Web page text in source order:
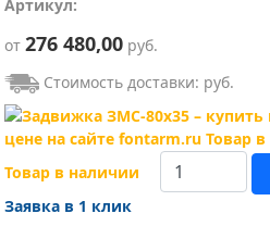
Артикул:
от 276 480,00 руб.
Стоимость доставки: руб.
Товар в наличии
Заявка в 1 клик